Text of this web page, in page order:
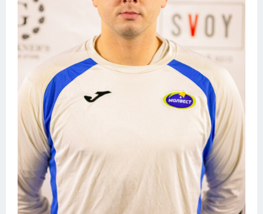
Еще картинки...
Футбол
Баскетбол
Велогонки
Конькобежный спорт
Тренажеры
Интерьер квартиры